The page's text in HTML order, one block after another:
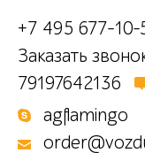
+7 495 677-10-
Заказать
79197642136
agflamingo